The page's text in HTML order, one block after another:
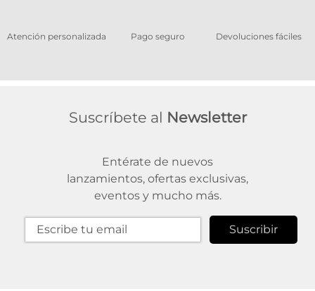
Atención personalizada Pago seguro Devoluciones fáciles
Suscríbete al Newsletter
Entérate de nuevos
lanzamientos, ofertas exclusivas,
eventos y mucho más.
Suscribir